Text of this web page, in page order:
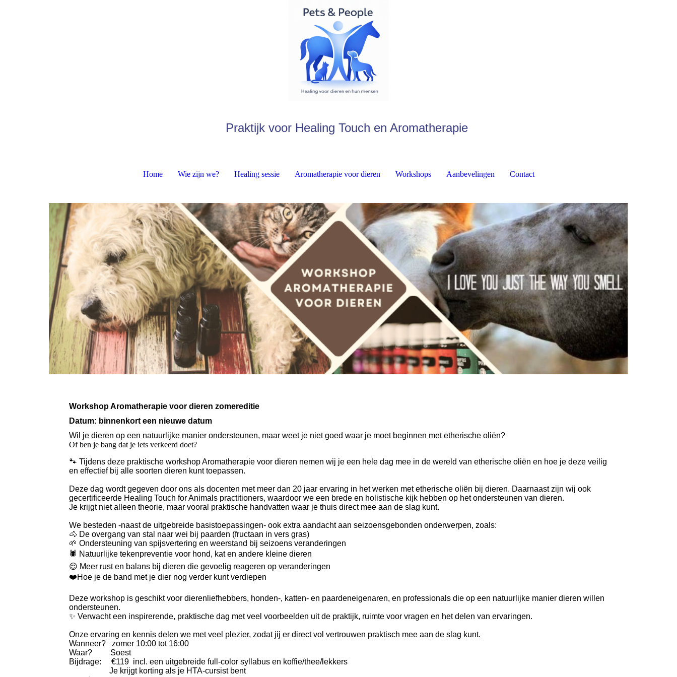
Praktijk voor Healing Touch en Aromatherapie
Home Wie zijn we? Healing sessie Aromatherapie voor dieren Workshops Aanbevelingen Contact
Workshop Aromatherapie voor dieren zomereditie
Datum: binnenkort een nieuwe datum
Wil je dieren op een natuurlijke manier ondersteunen, maar weet je niet goed waar je moet beginnen met etherische oliën?
Of ben je bang dat je iets verkeerd doet?
🐾 Tijdens deze praktische workshop Aromatherapie voor dieren nemen wij je een hele dag mee in de wereld van etherische oliën en hoe je deze veilig
en effectief bij alle soorten dieren kunt toepassen.
Deze dag wordt gegeven door ons als docenten met meer dan 20 jaar ervaring in het werken met etherische oliën bij dieren. Daarnaast zijn wij ook
gecertificeerde Healing Touch for Animals practitioners, waardoor we een brede en holistische kijk hebben op het ondersteunen van dieren.
Je krijgt niet alleen theorie, maar vooral praktische handvatten waar je thuis direct mee aan de slag kunt.
We besteden -naast de uitgebreide basistoepassingen- ook extra aandacht aan seizoensgebonden onderwerpen, zoals:
🐴 De overgang van stal naar wei bij paarden (fructaan in vers gras)
🌱 Ondersteuning van spijsvertering en weerstand bij seizoens veranderingen
🕷️ Natuurlijke tekenpreventie voor hond, kat en andere kleine dieren
😌 Meer rust en balans bij dieren die gevoelig reageren op veranderingen
❤️Hoe je de band met je dier nog verder kunt verdiepen
Deze workshop is geschikt voor dierenliefhebbers, honden-, katten- en paardeneigenaren, en professionals die op een natuurlijke manier dieren willen
ondersteunen.
✨ Verwacht een inspirerende, praktische dag met veel voorbeelden uit de praktijk, ruimte voor vragen en het delen van ervaringen.
Onze ervaring en kennis delen we met veel plezier, zodat jij er direct vol vertrouwen praktisch mee aan de slag kunt.
Wanneer? zomer 10:00 tot 16:00
Waar? Soest
Bijdrage: €119 incl. een uitgebreide full-color syllabus en koffie/thee/lekkers
Je krijgt korting als je HTA-cursist bent